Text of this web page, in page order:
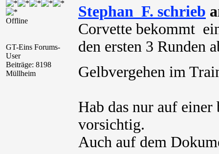
Offline
GT-Eins Forums-
User
Beiträge: 8198
Müllheim
Stephan_F. schrieb
Corvette bekommt
den ersten 3 Runden
Gelbvergehen im
Hab das nur auf einer
vorsichtig.
Auch auf dem